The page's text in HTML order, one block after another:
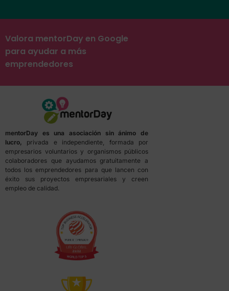
Valora mentorDay en Google
para ayudar a más
emprendedores
mentorDay es una asociación sin ánimo de
lucro, privada e independiente, formada por
empresarios voluntarios y organismos públicos
colaboradores que ayudamos gratuitamente a
todos los emprendedores para que lancen con
éxito sus proyectos empresariales y creen
empleo de calidad.